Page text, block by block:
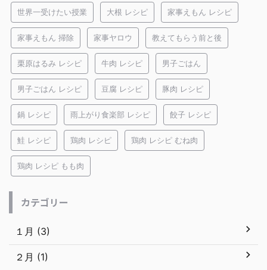
世界一受けたい授業 大根 レシピ 家事えもん レシピ
家事えもん 掃除 家事ヤロウ 教えてもらう前と後
栗原はるみ レシピ 牛肉 レシピ 男子ごはん
男子ごはん レシピ 豆腐 レシピ 豚肉 レシピ
鍋 レシピ 雨上がり食楽部 レシピ 餃子 レシピ
鮭 レシピ 鶏肉 レシピ 鶏肉 レシピ むね肉
鶏肉 レシピ もも肉
カテゴリー
１月 (3)
２月 (1)